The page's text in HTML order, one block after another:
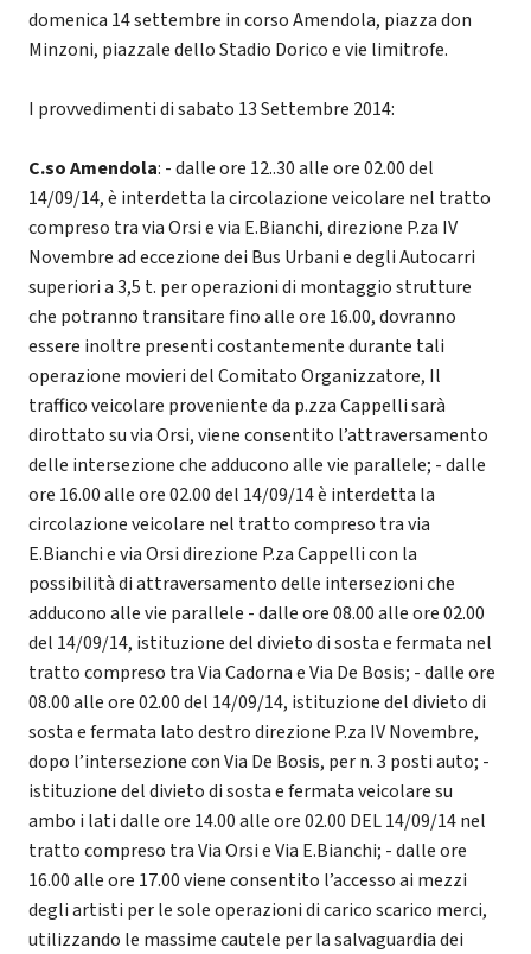
domenica 14 settembre in corso Amendola, piazza don
Minzoni, piazzale dello Stadio Dorico e vie limitrofe.
I provvedimenti di sabato 13 Settembre 2014:
C.so Amendola: - dalle ore 12..30 alle ore 02.00 del
14/09/14, è interdetta la circolazione veicolare nel tratto
compreso tra via Orsi e via E.Bianchi, direzione P.za IV
Novembre ad eccezione dei Bus Urbani e degli Autocarri
superiori a 3,5 t. per operazioni di montaggio strutture
che potranno transitare fino alle ore 16.00, dovranno
essere inoltre presenti costantemente durante tali
operazione movieri del Comitato Organizzatore, Il
traffico veicolare proveniente da p.zza Cappelli sarà
dirottato su via Orsi, viene consentito l’attraversamento
delle intersezione che adducono alle vie parallele; - dalle
ore 16.00 alle ore 02.00 del 14/09/14 è interdetta la
circolazione veicolare nel tratto compreso tra via
E.Bianchi e via Orsi direzione P.za Cappelli con la
possibilità di attraversamento delle intersezioni che
adducono alle vie parallele - dalle ore 08.00 alle ore 02.00
del 14/09/14, istituzione del divieto di sosta e fermata nel
tratto compreso tra Via Cadorna e Via De Bosis; - dalle ore
08.00 alle ore 02.00 del 14/09/14, istituzione del divieto di
sosta e fermata lato destro direzione P.za IV Novembre,
dopo l’intersezione con Via De Bosis, per n. 3 posti auto; -
istituzione del divieto di sosta e fermata veicolare su
ambo i lati dalle ore 14.00 alle ore 02.00 DEL 14/09/14 nel
tratto compreso tra Via Orsi e Via E.Bianchi; - dalle ore
16.00 alle ore 17.00 viene consentito l’accesso ai mezzi
degli artisti per le sole operazioni di carico scarico merci,
utilizzando le massime cautele per la salvaguardia dei